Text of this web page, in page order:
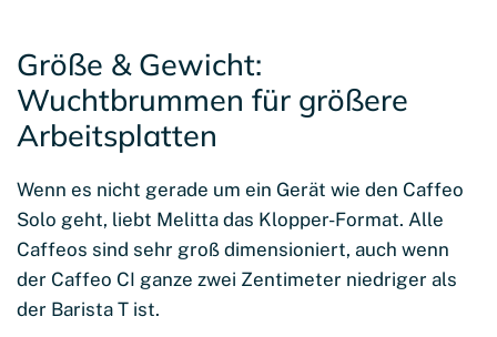
Größe & Gewicht:
Wuchtbrummen für größere
Arbeitsplatten
Wenn es nicht gerade um ein Gerät wie den Caffeo
Solo geht, liebt Melitta das Klopper-Format. Alle
Caffeos sind sehr groß dimensioniert, auch wenn
der Caffeo CI ganze zwei Zentimeter niedriger als
der Barista T ist.